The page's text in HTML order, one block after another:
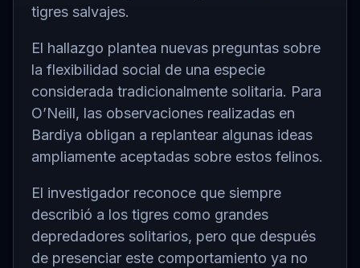
tigres salvajes.
El hallazgo plantea nuevas preguntas sobre
la flexibilidad social de una especie
considerada tradicionalmente solitaria. Para
O’Neill, las observaciones realizadas en
Bardiya obligan a replantear algunas ideas
ampliamente aceptadas sobre estos felinos.
El investigador reconoce que siempre
describió a los tigres como grandes
depredadores solitarios, pero que después
de presenciar este comportamiento ya no